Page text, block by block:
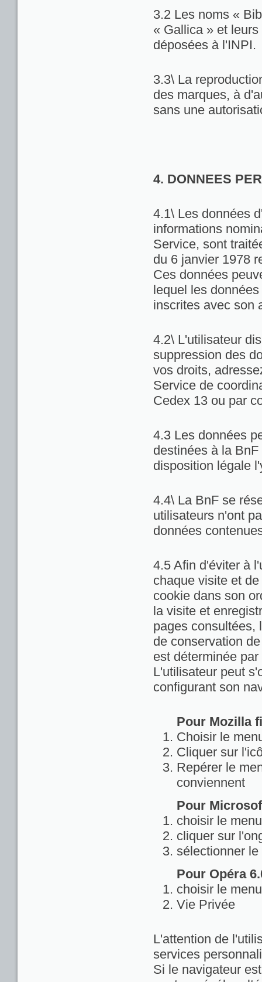
3.2 Les noms «
« Gallica » et
déposées à l'INPI.
3.3\ La
des marques, à
sans une
4. DONNEES
4.1\ Les données
informations
Service, sont
du 6 janvier 1978
Ces données
lequel les
inscrites avec son
4.2\ L'utilisateur
suppression des
vos droits,
Service de
Cedex 13 ou par
4.3 Les données
destinées à la
disposition légale
4.4\ La BnF se
utilisateurs n'ont
données
4.5 Afin d'éviter à
chaque visite et
cookie dans son
la visite et
pages consultées,
de conservation
est déterminée
L'utilisateur peut
configurant son
Pour Mozilla
Choisir le
Cliquer sur
Repérer le
conviennent
Pour
choisir le
cliquer sur
sélectionner
Pour Opéra
choisir le
Vie Privée
L'attention de
services
Si le navigateur